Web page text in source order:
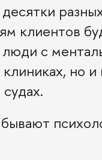
клиентов
с
но